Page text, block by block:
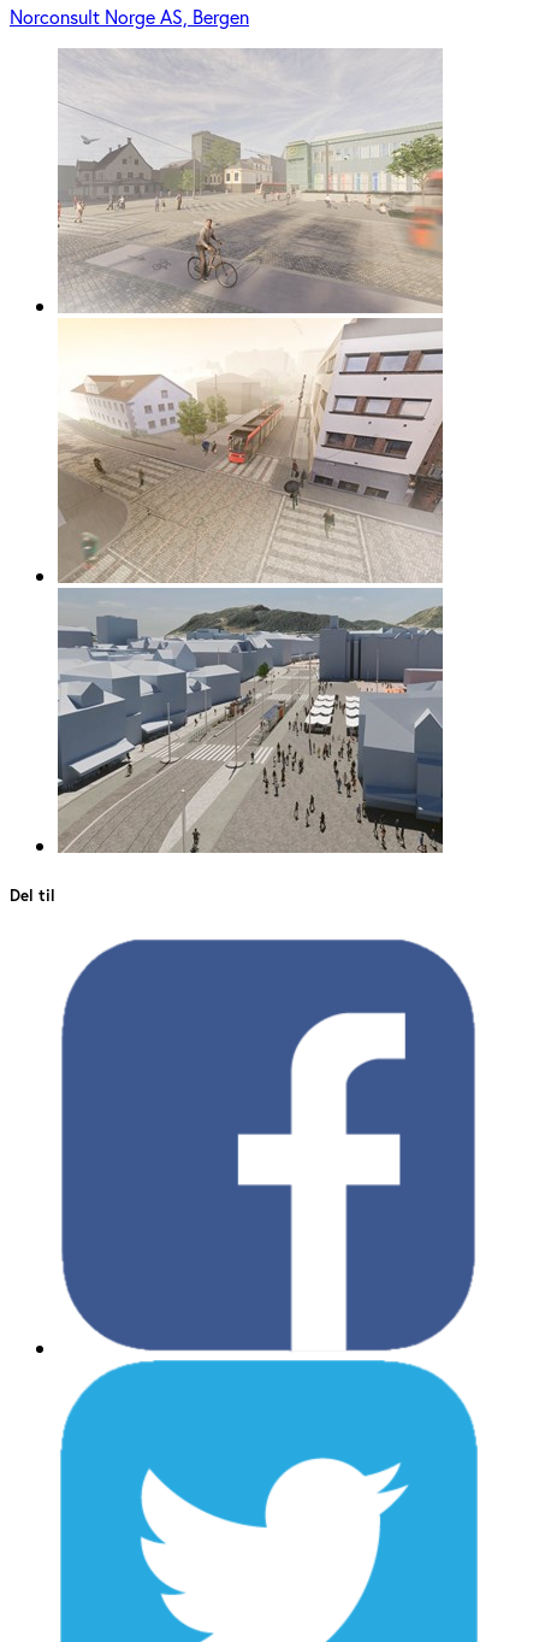
Norconsult Norge AS, Bergen
Del til